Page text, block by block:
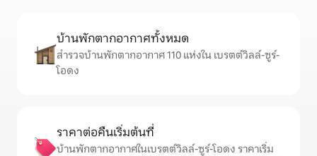
บ้านพักตากอากาศทั้งหมด
สำรวจบ้านพักตากอากาศ 110 แห่งใน เบรตต์วิลล์-ซูร์-
โอดง
ราคาต่อคืนเริ่มต้นที่
บ้านพักตากอากาศในเบรตต์วิลล์-ซูร์-โอดง ราคาเริ่ม